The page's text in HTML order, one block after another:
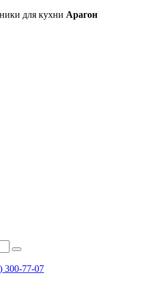
для кухни Арагон
300-77-07